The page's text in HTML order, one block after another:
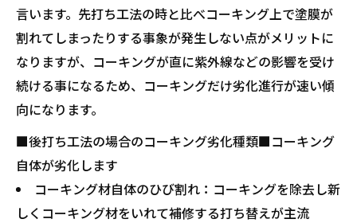
言います。先打ち工法の時と比べコーキング上で塗膜が
割れてしまったりする事象が発生しない点がメリットに
なりますが、コーキングが直に紫外線などの影響を受け
続ける事になるため、コーキングだけ劣化進行が速い傾
向になります。
■後打ち工法の場合のコーキング劣化種類■コーキング
自体が劣化します
コーキング材自体のひび割れ：コーキングを除去し新
しくコーキング材をいれて補修する打ち替えが主流